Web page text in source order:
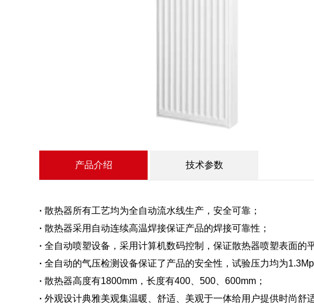
产品介绍 技术参数
·散热器所有工艺均为全自动流水线生产，安全可靠；
·散热器采用自动连续高温焊接保证产品的焊接可靠性；
·全自动喷塑设备，采用计算机数码控制，保证散热器喷塑表面的
·全自动的气压检测设备保证了产品的安全性，试验压力均为
·散热器高度有1800mm，长度有400、500、600mm；
· 外观设计典雅美观集温暖、舒适、美观于一体给用户提供时尚舒